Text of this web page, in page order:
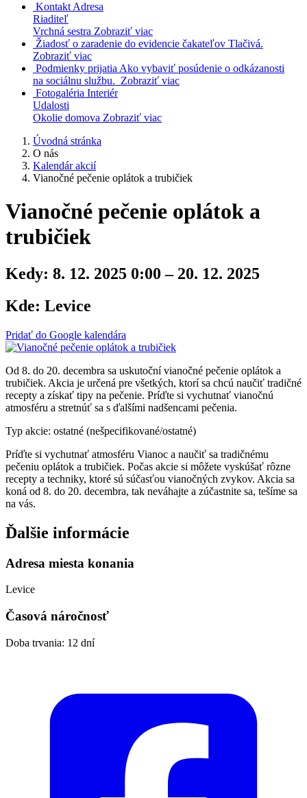
Kontakt Adresa
Riaditeľ
Vrchná sestra Zobraziť viac
Žiadosť o zaradenie do evidencie čakateľov Tlačivá.
Zobraziť viac
Podmienky prijatia Ako vybaviť posúdenie o odkázanosti
na sociálnu službu. Zobraziť viac
Fotogaléria Interiér
Udalosti
Okolie domova Zobraziť viac
Úvodná stránka
O nás
Kalendár akcií
Vianočné pečenie oplátok a trubičiek
Vianočné pečenie oplátok a
trubičiek
Kedy: 8. 12. 2025 0:00 – 20. 12. 2025
Kde: Levice
Pridať do Google kalendára
Od 8. do 20. decembra sa uskutoční vianočné pečenie oplátok a
trubičiek. Akcia je určená pre všetkých, ktorí sa chcú naučiť tradičné
recepty a získať tipy na pečenie. Príďte si vychutnať vianočnú
atmosféru a stretnúť sa s ďalšími nadšencami pečenia.
Typ akcie: ostatné (nešpecifikované/ostatné)
Príďte si vychutnať atmosféru Vianoc a naučiť sa tradičnému
pečeniu oplátok a trubičiek. Počas akcie si môžete vyskúšať rôzne
recepty a techniky, ktoré sú súčasťou vianočných zvykov. Akcia sa
koná od 8. do 20. decembra, tak neváhajte a zúčastnite sa, tešíme sa
na vás.
Ďalšie informácie
Adresa miesta konania
Levice
Časová náročnosť
Doba trvania: 12 dní